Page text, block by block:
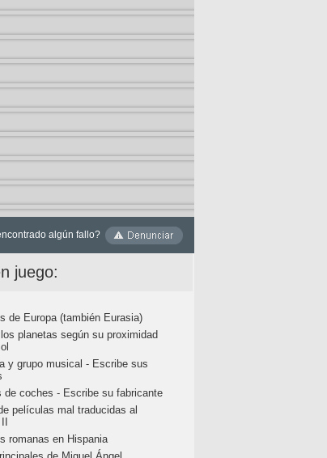
algún fallo?
juego:
de Europa (también Eurasia)
planetas según su proximidad
y grupo musical - Escribe sus
de coches - Escribe su fabricante
películas mal traducidas al
romanas en Hispania